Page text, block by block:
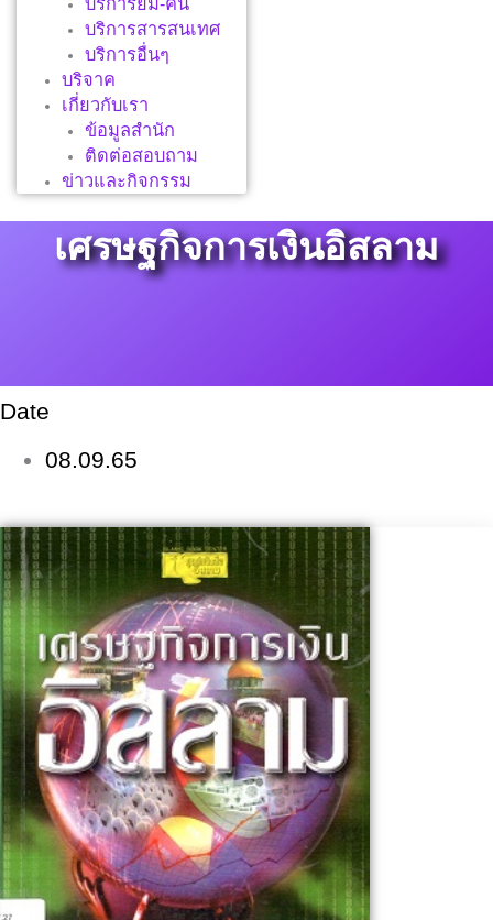
บริการสารสนเทศ
บริการอื่นๆ
บริจาค
เกี่ยวกับเรา
ข้อมูลสำนัก
ติดต่อสอบถาม
ข่าวและกิจกรรม
เศรษฐกิจการเงินอิสลาม
Date
08.09.65